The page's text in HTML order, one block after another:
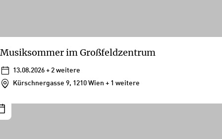
Musiksommer im Großfeldzentrum
13.08.2026 + 2 weitere
Kürschnergasse 9, 1210 Wien + 1 weitere